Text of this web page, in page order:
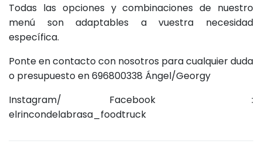
Todas las opciones y combinaciones de nuestro
menú son adaptables a vuestra necesidad
específica.
Ponte en contacto con nosotros para cualquier duda
o presupuesto en 696800338 Ángel/Georgy
Instagram/ Facebook :
elrincondelabrasa_foodtruck